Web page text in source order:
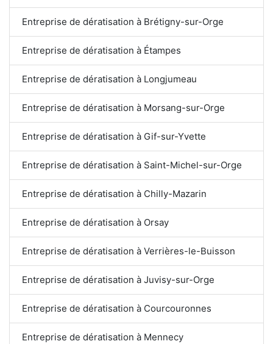
Entreprise de dératisation à Brétigny-sur-Orge
Entreprise de dératisation à Étampes
Entreprise de dératisation à Longjumeau
Entreprise de dératisation à Morsang-sur-Orge
Entreprise de dératisation à Gif-sur-Yvette
Entreprise de dératisation à Saint-Michel-sur-Orge
Entreprise de dératisation à Chilly-Mazarin
Entreprise de dératisation à Orsay
Entreprise de dératisation à Verrières-le-Buisson
Entreprise de dératisation à Juvisy-sur-Orge
Entreprise de dératisation à Courcouronnes
Entreprise de dératisation à Mennecy